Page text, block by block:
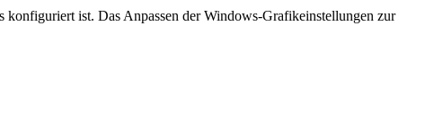
ist. Das Anpassen der Windows-Grafikeinstellungen zur